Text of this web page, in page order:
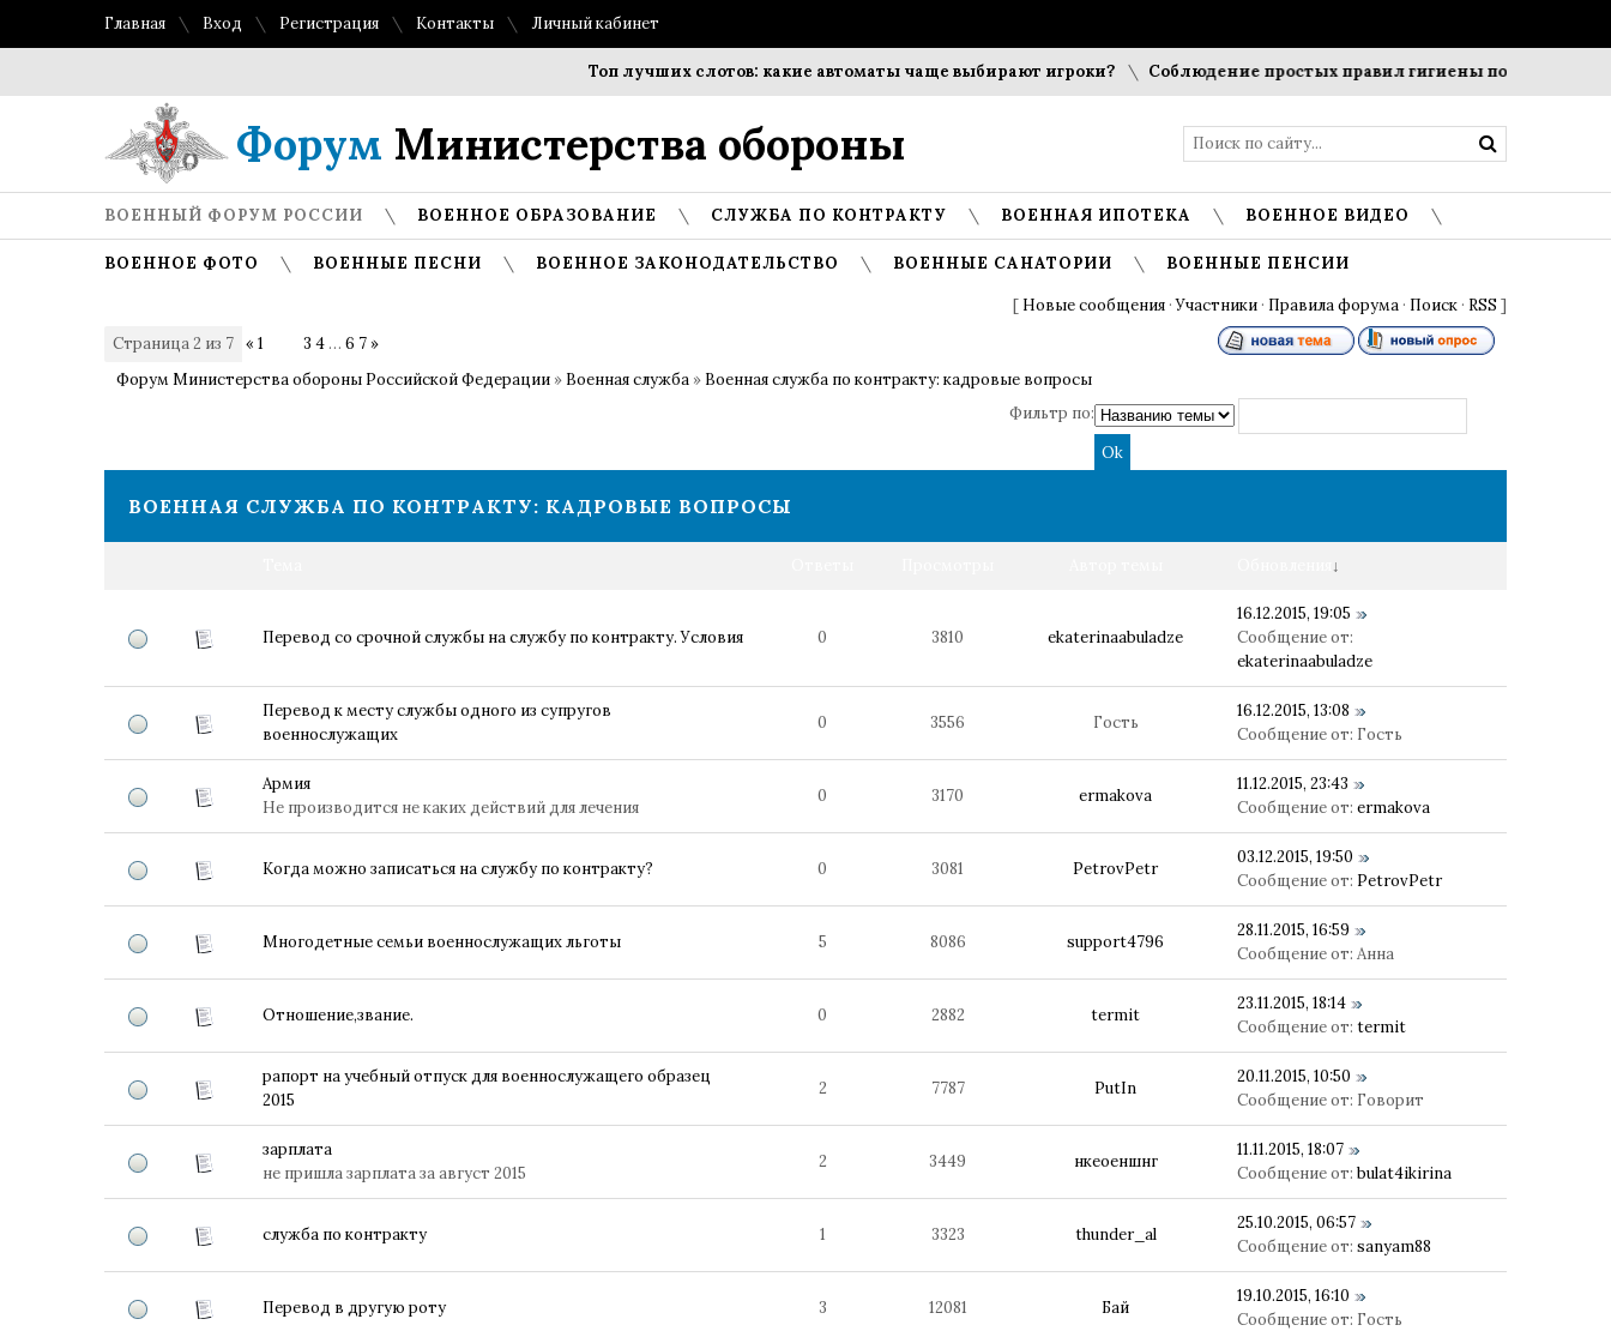
Главная Вход Регистрация Контакты Личный кабинет
Топ лучших слотов: какие автоматы чаще выбирают игроки? Соблюдение простых правил гигиены помогает
Форум Министерства обороны
ВОЕННЫЙ ФОРУМ РОССИИ ВОЕННОЕ ОБРАЗОВАНИЕ СЛУЖБА ПО КОНТРАКТУ ВОЕННАЯ ИПОТЕКА ВОЕННОЕ ВИДЕО
ВОЕННОЕ ФОТО ВОЕННЫЕ ПЕСНИ ВОЕННОЕ ЗАКОНОДАТЕЛЬСТВО ВОЕННЫЕ САНАТОРИИ ВОЕННЫЕ ПЕНСИИ
[ Новые сообщения ·Участники · Правила форума · Поиск · RSS ]
Страница2 из 7 « 1 3 4 … 6 7»
Форум Министерства обороны Российской Федерации » Военная служба » Военная служба по контракту: кадровые вопросы
Фильтр по:
ВОЕННАЯ СЛУЖБА ПО КОНТРАКТУ: КАДРОВЫЕ ВОПРОСЫ
↓
Перевод со срочной службы на службу по контракту. Условия 0 3810 ekaterinaabuladze
16.12.2015, 19:05
Сообщение от:
ekaterinaabuladze
Перевод к месту службы одного из супругов
военнослужащих
0 3556 Гость
16.12.2015, 13:08
Сообщение от: Гость
Армия
Не производится не каких действий для лечения
0 3170 ermakova
11.12.2015, 23:43
Сообщение от: ermakova
Когда можно записаться на службу по контракту? 0 3081 PetrovPetr
03.12.2015, 19:50
Сообщение от: PetrovPetr
Многодетные семьи военнослужащих льготы 5 8086 support4796
28.11.2015, 16:59
Сообщение от: Анна
Отношение,звание. 0 2882 termit
23.11.2015, 18:14
Сообщение от: termit
рапорт на учебный отпуск для военнослужащего образец
2015
2 7787 PutIn
20.11.2015, 10:50
Сообщение от: Говорит
зарплата
не пришла зарплата за август 2015
2 3449 нкеоеншнг
11.11.2015, 18:07
Сообщение от: bulat4ikirina
служба по контракту 1 3323 thunder_al
25.10.2015, 06:57
Сообщение от: sanyam88
Перевод в другую роту 3 12081 Бай
19.10.2015, 16:10
Сообщение от: Гость